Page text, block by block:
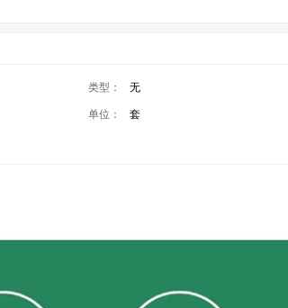
类型： 无
单位： 套